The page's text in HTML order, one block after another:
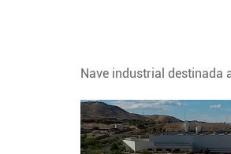
Nave industrial destinada